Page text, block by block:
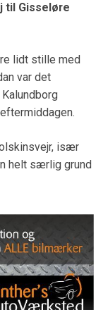
til Gisseløre
lidt stille med
var det
især
helt særlig grund